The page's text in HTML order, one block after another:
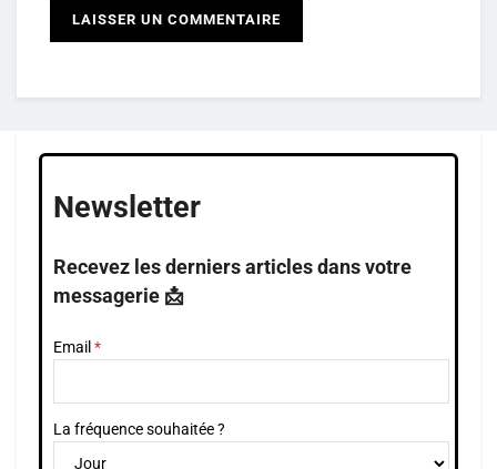
Newsletter
Recevez les derniers articles dans votre
messagerie 📩
Email
La fréquence souhaitée ?